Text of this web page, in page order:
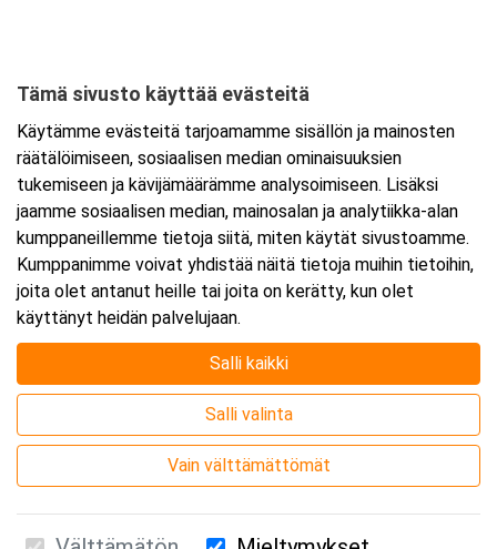
Tarkempi kartta ja ajo-ohjeet
Tämä sivusto käyttää evästeitä
Käytämme evästeitä tarjoamamme sisällön ja mainosten
räätälöimiseen, sosiaalisen median ominaisuuksien
tukemiseen ja kävijämäärämme analysoimiseen. Lisäksi
jaamme sosiaalisen median, mainosalan ja analytiikka-alan
kumppaneillemme tietoja siitä, miten käytät sivustoamme.
Kumppanimme voivat yhdistää näitä tietoja muihin tietoihin,
joita olet antanut heille tai joita on kerätty, kun olet
käyttänyt heidän palvelujaan.
Salli kaikki
Salli valinta
Vain välttämättömät